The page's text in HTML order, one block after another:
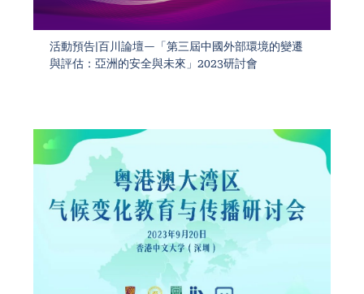
活動預告|百川論壇—「第三屆中國外部環境的變遷
與評估：亞洲的安全與未來」2023研討會